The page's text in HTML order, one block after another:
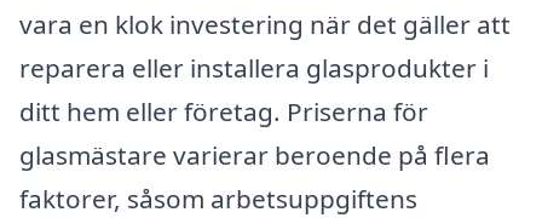
vara en klok investering när det gäller att
reparera eller installera glasprodukter i
ditt hem eller företag. Priserna för
glasmästare varierar beroende på flera
faktorer, såsom arbetsuppgiftens